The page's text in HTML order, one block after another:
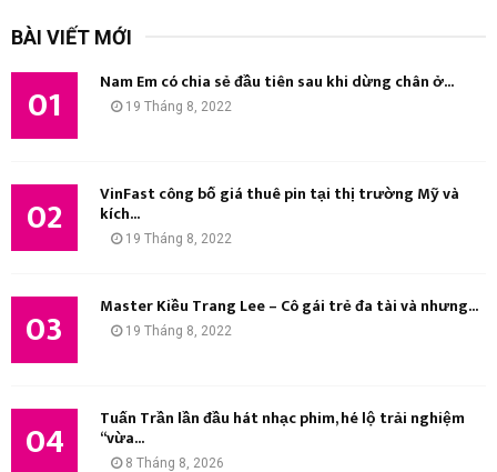
BÀI VIẾT MỚI
01 Nam Em có chia sẻ đầu tiên sau khi dừng chân ở...
19 Tháng 8, 2022
02 VinFast công bố giá thuê pin tại thị trường Mỹ và
kích...
19 Tháng 8, 2022
03 Master Kiều Trang Lee – Cô gái trẻ đa tài và nhưng...
19 Tháng 8, 2022
04 Tuấn Trần lần đầu hát nhạc phim, hé lộ trải nghiệm
“vừa...
8 Tháng 8, 2026